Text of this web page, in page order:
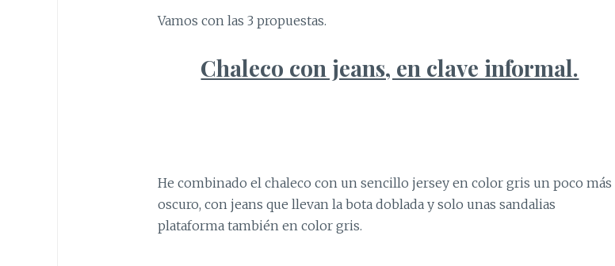
Vamos con las 3 propuestas.
Chaleco con jeans, en clave informal.
He combinado el chaleco con un sencillo jersey en color gris un poco más
oscuro, con jeans que llevan la bota doblada y solo unas sandalias
plataforma también en color gris.